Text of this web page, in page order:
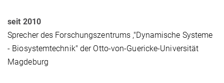
seit 2010
Sprecher des Forschungszentrums ,"Dynamische Systeme
- Biosystemtechnik" der Otto-von-Guericke-Universität
Magdeburg